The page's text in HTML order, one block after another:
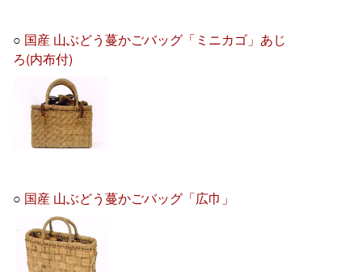
○ 国産 山ぶどう蔓かごバッグ「ミニカゴ」あじ
ろ(内布付)
○ 国産 山ぶどう蔓かごバッグ「広巾」